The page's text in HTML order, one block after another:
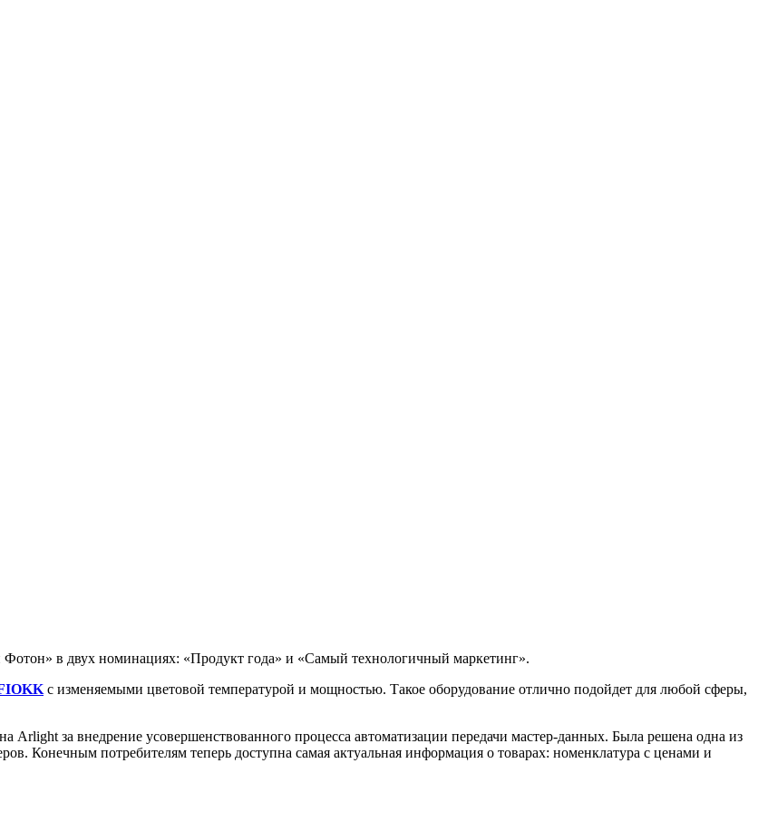
в двух номинациях: «Продукт года» и «Самый технологичный маркетинг».
с изменяемыми цветовой температурой и мощностью. Такое оборудование отлично подойдет для любой сферы,
за внедрение усовершенствованного процесса автоматизации передачи мастер-данных. Была решена одна из
Конечным потребителям теперь доступна самая актуальная информация о товарах: номенклатура с ценами и